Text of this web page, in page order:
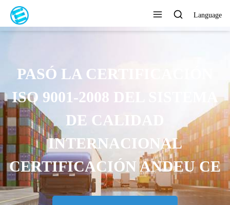
Language
RÁPIDA, EN 7 DÍAS
Ver todos los productos